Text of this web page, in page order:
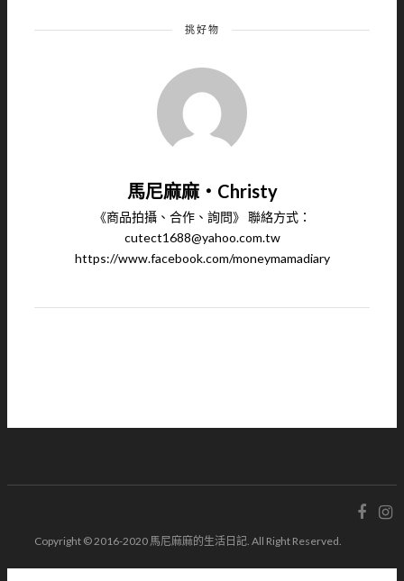
挑好物
馬尼麻麻‧Christy
《商品拍攝、合作、詢問》 聯絡方式：
cutect1688@yahoo.com.tw
https://www.facebook.com/moneymamadiary
Copyright © 2016-2020 馬尼麻麻的生活日記. All Right Reserved.